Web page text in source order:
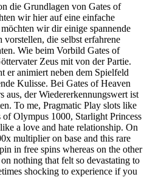
die Grundlagen von Gates of
wir hier auf eine einfache
wir dir einige spannende
die selbst erfahrene
Wie beim Vorbild Gates of
Zeus mit von der Partie.
er animiert neben dem Spielfeld
Kulisse. Bei Gates of Heaven
aus, der Wiedererkennungswert ist
To me, Pragmatic Play slots like
Olympus 1000, Starlight Princess
a love and hate relationship. On
multiplier on base and this rare
in free spins whereas on the other
nothing that felt so devastating to
shocking to experience if you